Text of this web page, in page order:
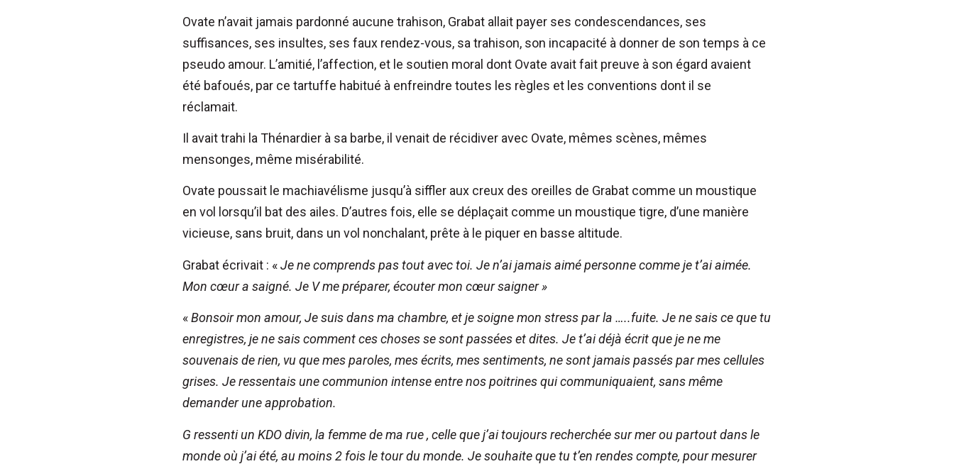
Ovate n’avait jamais pardonné aucune trahison, Grabat allait payer ses condescendances, ses
suffisances, ses insultes, ses faux rendez-vous, sa trahison, son incapacité à donner de son temps à ce
pseudo amour. L’amitié, l’affection, et le soutien moral dont Ovate avait fait preuve à son égard avaient
été bafoués, par ce tartuffe habitué à enfreindre toutes les règles et les conventions dont il se
réclamait.
Il avait trahi la Thénardier à sa barbe, il venait de récidiver avec Ovate, mêmes scènes, mêmes
mensonges, même misérabilité.
Ovate poussait le machiavélisme jusqu’à siffler aux creux des oreilles de Grabat comme un moustique
en vol lorsqu’il bat des ailes. D’autres fois, elle se déplaçait comme un moustique tigre, d’une manière
vicieuse, sans bruit, dans un vol nonchalant, prête à le piquer en basse altitude.
Grabat écrivait : «Je ne comprends pas tout avec toi. Je n’ai jamais aimé personne comme je t’ai aimée.
Mon cœur a saigné. Je V me préparer, écouter mon cœur saigner »
«Bonsoir mon amour, Je suis dans ma chambre, et je soigne mon stress par la …..fuite. Je ne sais ce que tu
enregistres, je ne sais comment ces choses se sont passées et dites. Je t’ai déjà écrit que je ne me
souvenais de rien, vu que mes paroles, mes écrits, mes sentiments, ne sont jamais passés par mes cellules
grises. Je ressentais une communion intense entre nos poitrines qui communiquaient, sans même
demander une approbation.
G ressenti un KDO divin, la femme de ma rue , celle que j’ai toujours recherchée sur mer ou partout dans le
monde où j’ai été, au moins 2 fois le tour du monde. Je souhaite que tu t’en rendes compte, pour mesurer